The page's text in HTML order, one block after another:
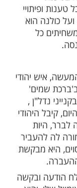
לכל
>>>​
עורר
את
ופיתויי
הוא
כל